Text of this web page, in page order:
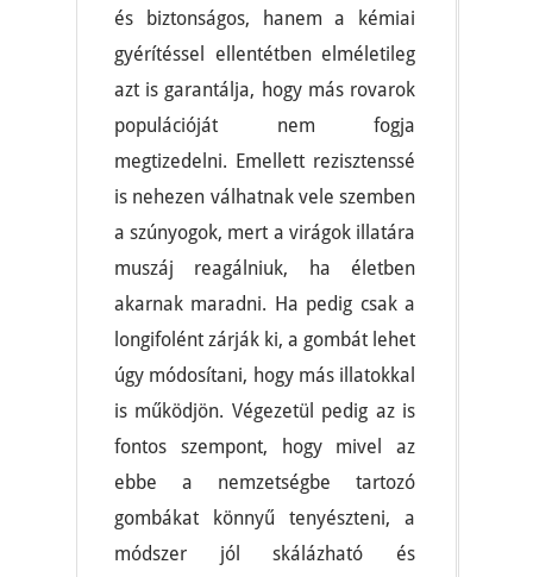
és biztonságos, hanem a kémiai
gyérítéssel ellentétben elméletileg
azt is garantálja, hogy más rovarok
populációját nem fogja
megtizedelni. Emellett rezisztenssé
is nehezen válhatnak vele szemben
a szúnyogok, mert a virágok illatára
muszáj reagálniuk, ha életben
akarnak maradni. Ha pedig csak a
longifolént zárják ki, a gombát lehet
úgy módosítani, hogy más illatokkal
is működjön. Végezetül pedig az is
fontos szempont, hogy mivel az
ebbe a nemzetségbe tartozó
gombákat könnyű tenyészteni, a
módszer jól skálázható és